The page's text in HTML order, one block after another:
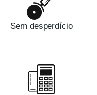
Sem desperdício